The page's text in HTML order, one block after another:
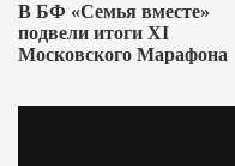
В БФ «Семья вместе»
подвели итоги XI
Московского Марафона